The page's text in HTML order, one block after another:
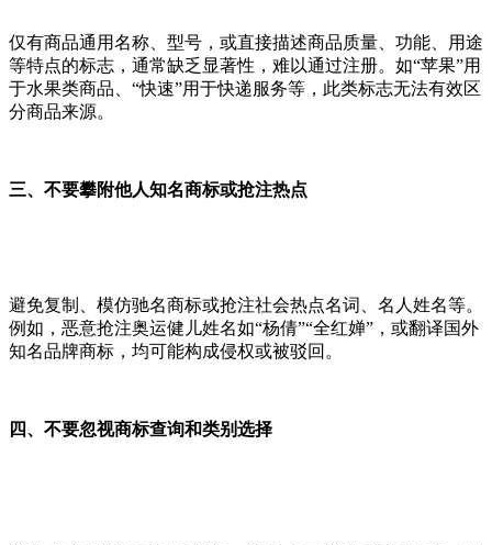
仅有商品通用名称、型号，或直接描述商品质量、功能、用途
等特点的标志，通常缺乏显著性，难以通过注册。如“苹果”用
于水果类商品、“快速”用于快递服务等，此类标志无法有效区
分商品来源。
三、不要攀附他人知名商标或抢注热点
避免复制、模仿驰名商标或抢注社会热点名词、名人姓名等。
例如，恶意抢注奥运健儿姓名如“杨倩”“全红婵”，或翻译国外
知名品牌商标，均可能构成侵权或被驳回。
四、不要忽视商标查询和类别选择